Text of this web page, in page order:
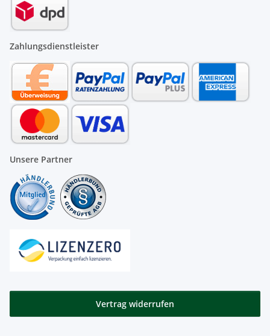
Zahlungsdienstleister
Unsere Partner
Vertrag widerrufen